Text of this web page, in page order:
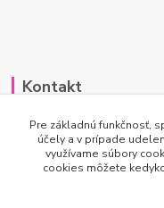
Kontakt
Po-Pi 7:00 - 15:30
info@princesscar.sk
Pre základnú funkčnosť,
účely a v prípade
využívame súbory
cookies môžete